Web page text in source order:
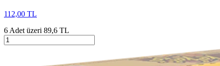
112,00 TL
6 Adet üzeri 89,6 TL